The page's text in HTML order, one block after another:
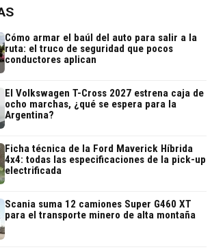
Cómo armar el baúl del auto para salir a la
ruta: el truco de seguridad que pocos
conductores aplican
El Volkswagen T-Cross 2027 estrena caja de
ocho marchas, ¿qué se espera para la
Argentina?
Ficha técnica de la Ford Maverick Híbrida
4x4: todas las especificaciones de la pick-up
electrificada
Scania suma 12 camiones Super G460 XT
para el transporte minero de alta montaña